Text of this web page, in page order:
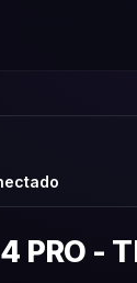
PRO -